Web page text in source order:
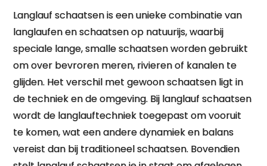
Langlauf schaatsen is een unieke combinatie van
langlaufen en schaatsen op natuurijs, waarbij
speciale lange, smalle schaatsen worden gebruikt
om over bevroren meren, rivieren of kanalen te
glijden. Het verschil met gewoon schaatsen ligt in
de techniek en de omgeving. Bij langlauf schaatsen
wordt de langlauftechniek toegepast om vooruit
te komen, wat een andere dynamiek en balans
vereist dan bij traditioneel schaatsen. Bovendien